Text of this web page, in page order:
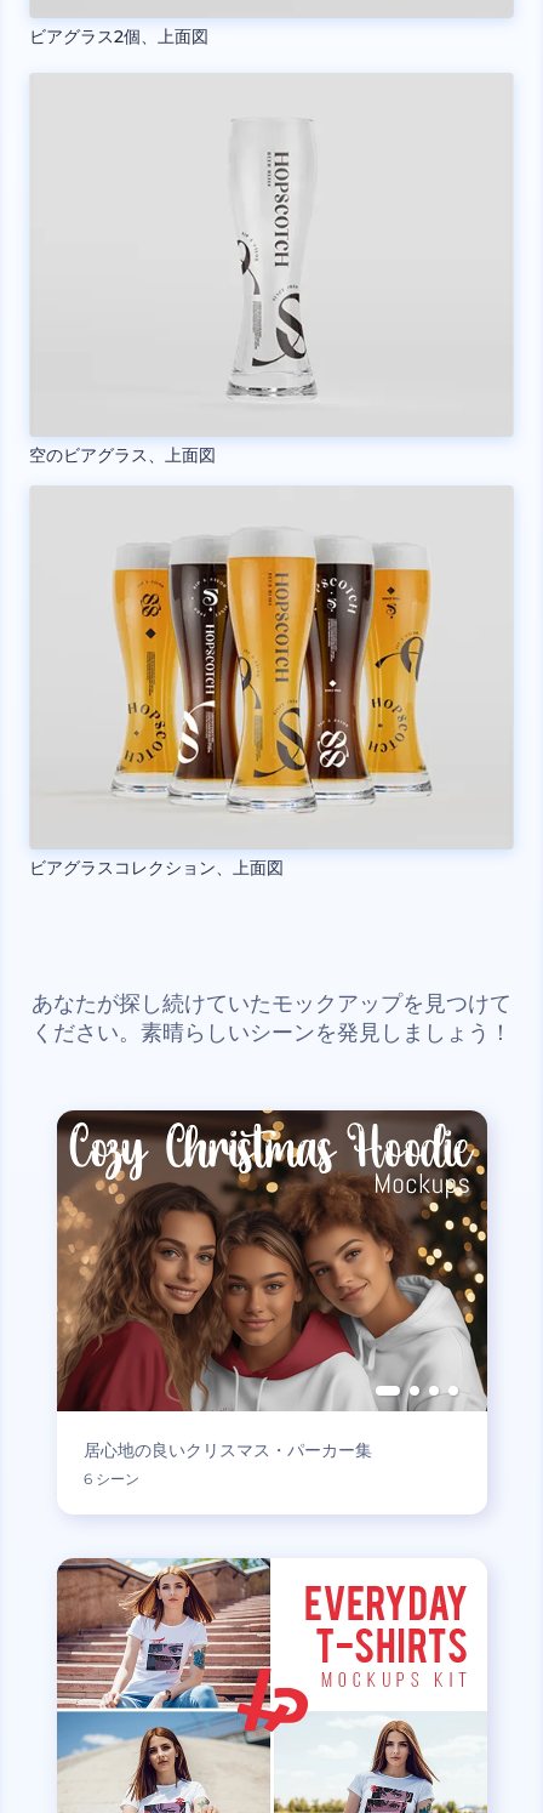
ビアグラス2個、上面図
空のビアグラス、上面図
ビアグラスコレクション、上面図
あなたが探し続けていたモックアップを見つけて
ください。素晴らしいシーンを発見しましょう！
居心地の良いクリスマス・パーカー集
6 シーン